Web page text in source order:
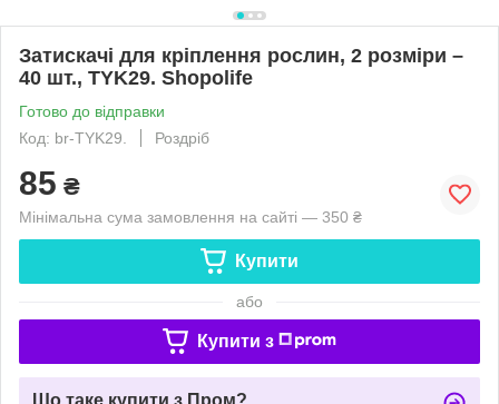
Затискачі для кріплення рослин, 2 розміри –
40 шт., TYK29. Shopolife
Готово до відправки
Код: br-TYK29.
Роздріб
85 ₴
Мінімальна сума замовлення на сайті — 350 ₴
Купити
або
Купити з
Що таке купити з Пром?